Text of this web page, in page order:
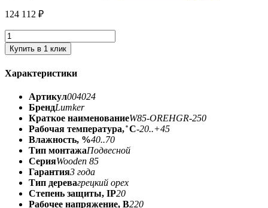
124 112 ₽
Купить в 1 клик
Характеристики
Артикул004024
БрендLumker
Краткое наименованиеW85-OREHGR-250
Рабочая температура, ̊ С-20..+45
Влажность, %40..70
Тип монтажаПодвесной
СерияWooden 85
Гарантия3 года
Тип деревагрецкий орех
Степень защиты, IP20
Рабочее напряжение, В220